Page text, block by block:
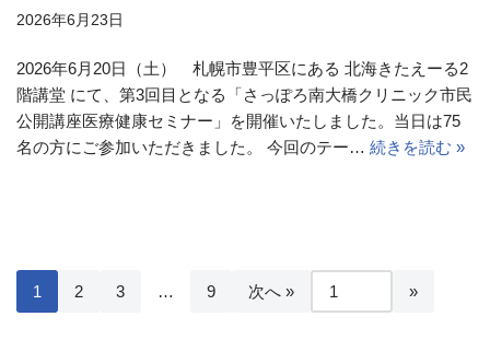
2026年6月23日
2026年6月20日（土） 札幌市豊平区にある 北海きたえーる2
階講堂 にて、第3回目となる「さっぽろ南大橋クリニック市民
公開講座医療健康セミナー」を開催いたしました。当日は75
名の方にご参加いただきました。 今回のテー… 続きを読む »
1 2 3 … 9 次へ »